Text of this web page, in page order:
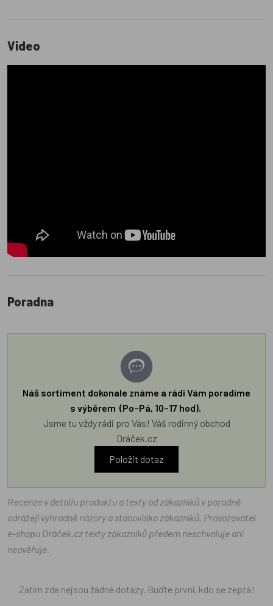
Video
Poradna
Náš sortiment dokonale známe a rádi Vám poradíme
s výběrem (Po–Pá, 10–17 hod).
Jsme tu vždy rádi pro Vás! Váš rodinný obchod
Dráček.cz
Položit dotaz
Recenze v detailu produktu a texty od zákazníků v poradně
odrážejí výhradně názory a stanoviska zákazníků. Provozovatel
e-shopu Dráček.cz texty zákazníků předem neschvaluje ani
neověřuje.
Zatím zde nejsou žádné dotazy. Buďte první, kdo se zeptá!